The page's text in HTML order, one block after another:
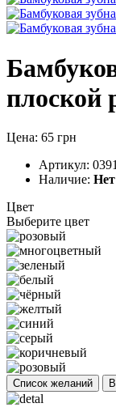
плоской
Цена: 65 грн
Артикул: 0391
Наличие:
Цвет
Выберите цвет
Список желаний